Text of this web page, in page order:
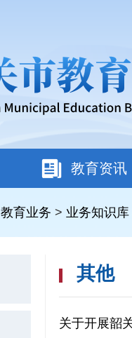
教育资讯
教育业务 > 业务知识库
其他
关于开展韶